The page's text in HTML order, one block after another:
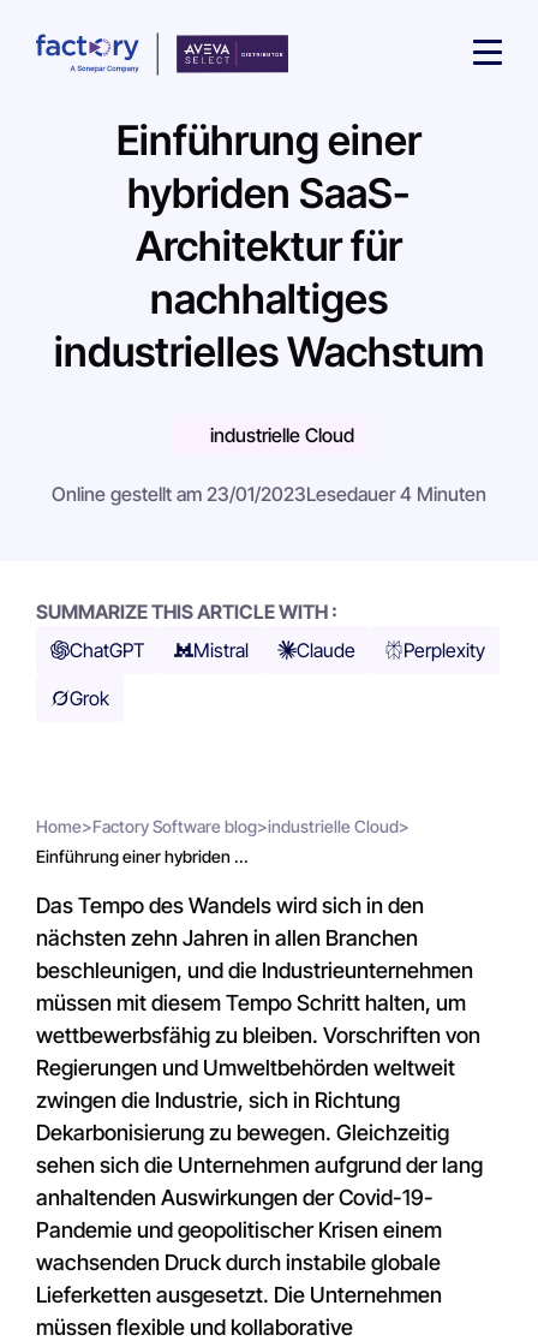
Wonach suchst du ?
Einführung einer
hybriden SaaS-
Architektur für
nachhaltiges
industrielles Wachstum
industrielle Cloud
Online gestellt am 23/01/2023Lesedauer 4 Minuten
SUMMARIZE THIS ARTICLE WITH :
ChatGPT
Mistral Claude
Perplexity
Grok
Home>Factory Software blog>industrielle Cloud>
Einführung einer hybriden ...
Das Tempo des Wandels wird sich in den
nächsten zehn Jahren in allen Branchen
beschleunigen, und die Industrieunternehmen
müssen mit diesem Tempo Schritt halten, um
wettbewerbsfähig zu bleiben. Vorschriften von
Regierungen und Umweltbehörden weltweit
zwingen die Industrie, sich in Richtung
Dekarbonisierung zu bewegen. Gleichzeitig
sehen sich die Unternehmen aufgrund der lang
anhaltenden Auswirkungen der Covid-19-
Pandemie und geopolitischer Krisen einem
wachsenden Druck durch instabile globale
Lieferketten ausgesetzt. Die Unternehmen
müssen flexible und kollaborative